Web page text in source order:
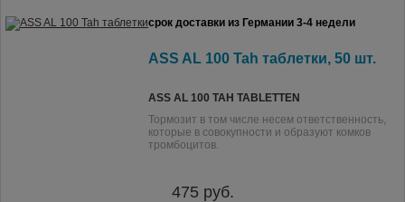
срок доставки из Германии 3-4 недели
ASS AL 100 Tah таблетки, 50 шт.
ASS AL 100 TAH TABLETTEN
Тормозит в том числе несем ответственность,
которые в совокупности и образуют комков
тромбоцитов.
475 руб.